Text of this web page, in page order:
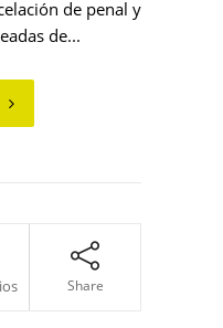
de penal y
de...
Share